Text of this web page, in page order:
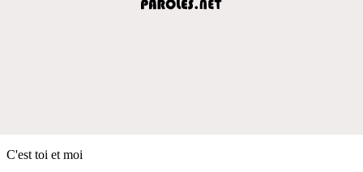
C'est toi et moi